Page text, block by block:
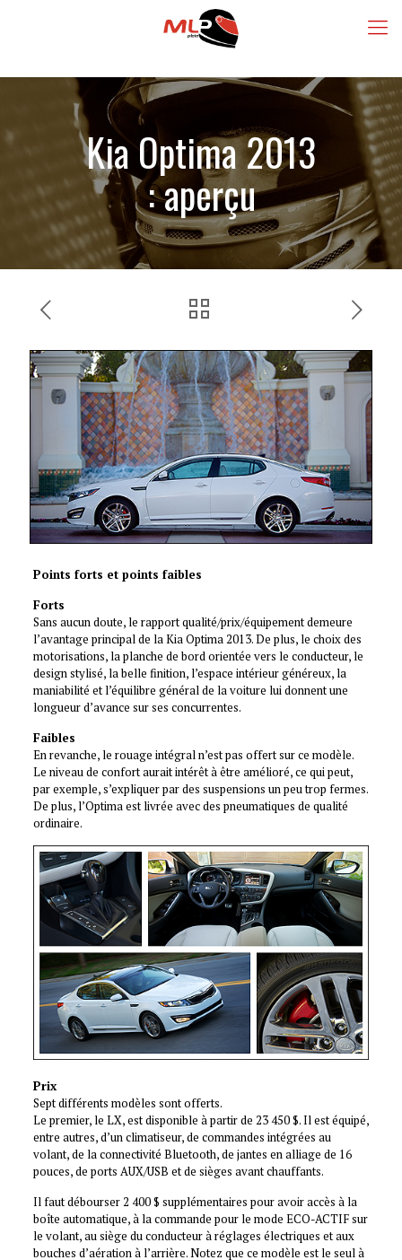
Kia Optima 2013
: aperçu
Points forts et points faibles
Forts
Sans aucun doute, le rapport qualité/prix/équipement demeure
l’avantage principal de la Kia Optima 2013. De plus, le choix des
motorisations, la planche de bord orientée vers le conducteur, le
design stylisé, la belle finition, l’espace intérieur généreux, la
maniabilité et l’équilibre général de la voiture lui donnent une
longueur d’avance sur ses concurrentes.
Faibles
En revanche, le rouage intégral n’est pas offert sur ce modèle.
Le niveau de confort aurait intérêt à être amélioré, ce qui peut,
par exemple, s’expliquer par des suspensions un peu trop fermes.
De plus, l’Optima est livrée avec des pneumatiques de qualité
ordinaire.
Prix
Sept différents modèles sont offerts.
Le premier, le LX, est disponible à partir de 23 450 $. Il est équipé,
entre autres, d’un climatiseur, de commandes intégrées au
volant, de la connectivité Bluetooth, de jantes en alliage de 16
pouces, de ports AUX/USB et de sièges avant chauffants.
Il faut débourser 2 400 $ supplémentaires pour avoir accès à la
boîte automatique, à la commande pour le mode ECO-ACTIF sur
le volant, au siège du conducteur à réglages électriques et aux
bouches d’aération à l’arrière. Notez que ce modèle est le seul à